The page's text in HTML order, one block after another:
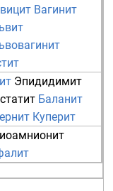
Вагинит
Эпидидимит
Баланит
Куперит